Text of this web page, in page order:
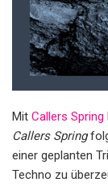
Mit Callers Spring
Callers Spring
einer geplanten
Techno zu